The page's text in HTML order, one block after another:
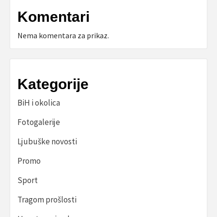
Komentari
Nema komentara za prikaz.
Kategorije
BiH i okolica
Fotogalerije
Ljubuške novosti
Promo
Sport
Tragom prošlosti